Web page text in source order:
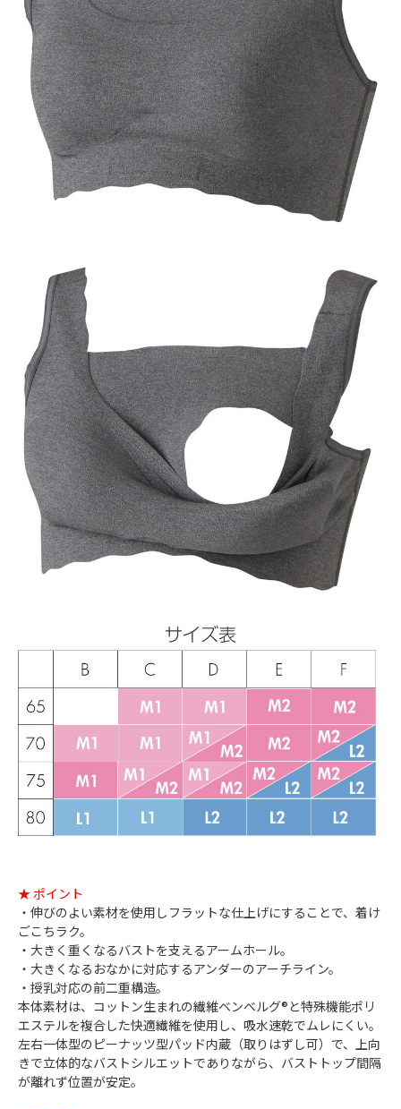
★ ポイント
・伸びのよい素材を使用しフラットな仕上げにすることで、着け
ごこちラク。
・大きく重くなるバストを支えるアームホール。
・大きくなるおなかに対応するアンダーのアーチライン。
・授乳対応の前二重構造。
本体素材は、コットン生まれの繊維ベンベルグ®と特殊機能ポリ
エステルを複合した快適繊維を使用し、吸水速乾でムレにくい。
左右一体型のピーナッツ型パッド内蔵（取りはずし可）で、上向
きで立体的なバストシルエットでありながら、バストトップ間隔
が離れず位置が安定。